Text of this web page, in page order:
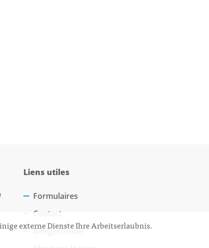
Liens utiles
Formulaires
Contact
Biergercenter
externe Dienste Ihre Arbeitserlaubnis.